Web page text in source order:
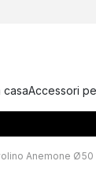
casaAccessori
Anemone Ø50